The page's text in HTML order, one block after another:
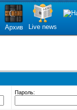
Архив Live news
Пароль: